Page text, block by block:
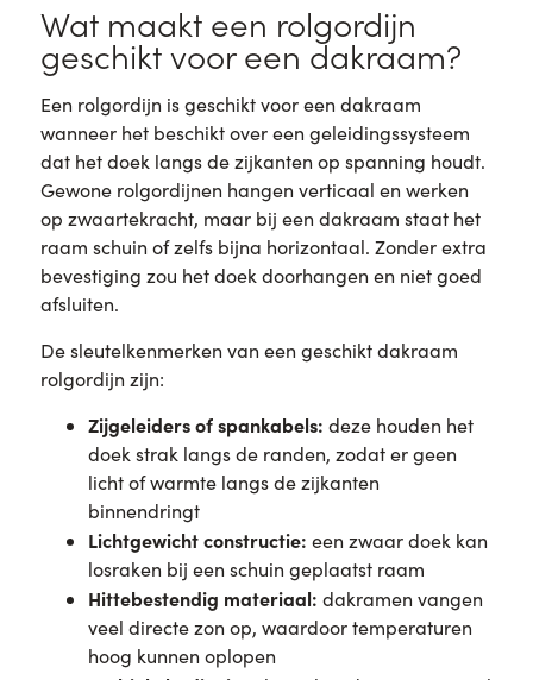
Wat maakt een rolgordijn
geschikt voor een dakraam?
Een rolgordijn is geschikt voor een dakraam
wanneer het beschikt over een geleidingssysteem
dat het doek langs de zijkanten op spanning houdt.
Gewone rolgordijnen hangen verticaal en werken
op zwaartekracht, maar bij een dakraam staat het
raam schuin of zelfs bijna horizontaal. Zonder extra
bevestiging zou het doek doorhangen en niet goed
afsluiten.
De sleutelkenmerken van een geschikt dakraam
rolgordijn zijn:
Zijgeleiders of spankabels: deze houden het
doek strak langs de randen, zodat er geen
licht of warmte langs de zijkanten
binnendringt
Lichtgewicht constructie: een zwaar doek kan
losraken bij een schuin geplaatst raam
Hittebestendig materiaal: dakramen vangen
veel directe zon op, waardoor temperaturen
hoog kunnen oplopen